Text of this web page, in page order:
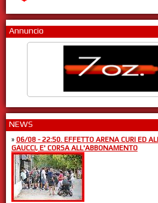
Annuncio
NEWS
» 06/08 - 22:50. EFFETTO ARENA CURI ED
GAUCCI, E' CORSA ALL'ABBONAMENTO